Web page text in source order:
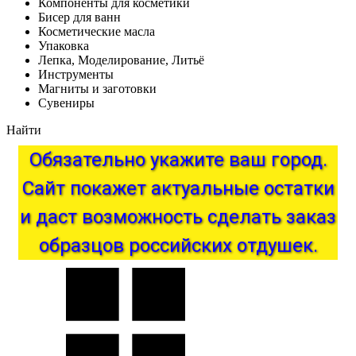
Компоненты для косметики
Бисер для ванн
Косметические масла
Упаковка
Лепка, Моделирование, Литьё
Инструменты
Магниты и заготовки
Сувениры
Найти
Обязательно укажите ваш город.
Сайт покажет актуальные остатки
и даст возможность сделать заказ
образцов российских отдушек.